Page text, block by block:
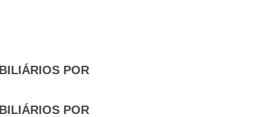
POR
POR